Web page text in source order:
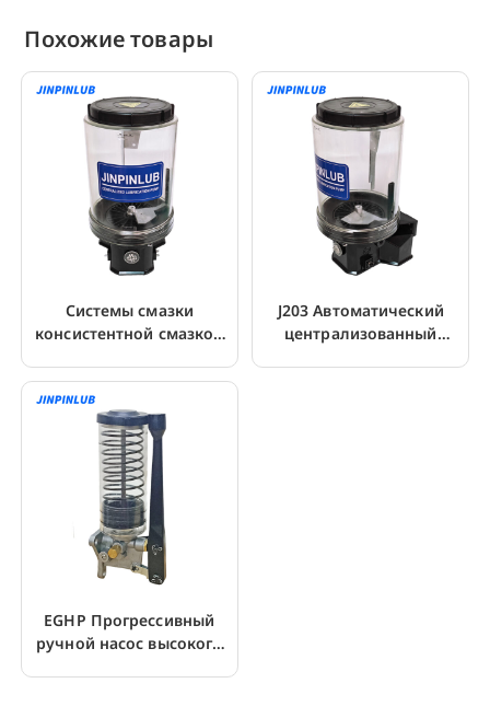
Похожие товары
Системы смазки
консистентной смазкой
тока с датчиком низкого
J203 Автоматический
централизованный
EGHP Прогрессивный
ручной насос высокого